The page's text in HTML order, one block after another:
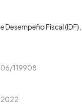
Desempeño Fiscal (IDF)
119908
2022